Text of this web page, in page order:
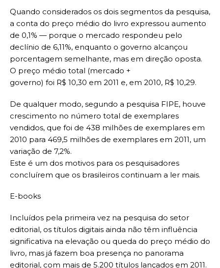
Quando considerados os dois segmentos da pesquisa,
a conta do preço médio do livro expressou aumento
de 0,1% — porque o mercado respondeu pelo
declínio de 6,11%, enquanto o governo alcançou
porcentagem semelhante, mas em direção oposta.
O preço médio total (mercado +
governo) foi R$ 10,30 em 2011 e, em 2010, R$ 10,29.
De qualquer modo, segundo a pesquisa FIPE, houve
crescimento no número total de exemplares
vendidos, que foi de 438 milhões de exemplares em
2010 para 469,5 milhões de exemplares em 2011, um
variação de 7,2%.
Este é um dos motivos para os pesquisadores
concluírem que os brasileiros continuam a ler mais.
E-books
Incluídos pela primeira vez na pesquisa do setor
editorial, os títulos digitais ainda não têm influência
significativa na elevação ou queda do preço médio do
livro, mas já fazem boa presença no panorama
editorial, com mais de 5.200 títulos lançados em 2011.